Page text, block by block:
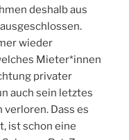
deshalb aus
wieder
Mieter*innen
privater
auch sein letztes
Dass es
ist schon eine